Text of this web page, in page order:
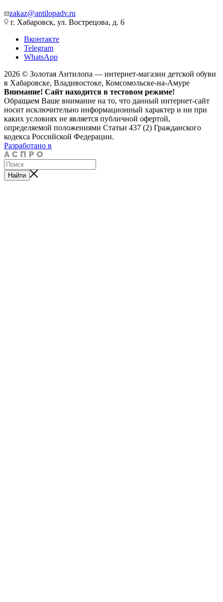
zakaz@antilopadv.ru
г. Хабаровск, ул. Вострецова, д. 6
Вконтакте
Telegram
WhatsApp
2026 © Золотая Антилопа — интернет-магазин детской обуви
в Хабаровске, Владивостоке, Комсомольске-на-Амуре
Внимание! Сайт находится в тестовом режиме!
Обращаем Ваше внимание на то, что данный интернет-сайт
носит исключительно информационный характер и ни при
каких условиях не является публичной офертой,
определяемой положениями Статьи 437 (2) Гражданского
кодекса Российской Федерации.
Разработано в
Найти